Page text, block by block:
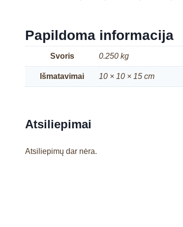
Papildoma informacija
Svoris 0.250 kg
Išmatavimai 10 × 10 × 15 cm
Atsiliepimai
Atsiliepimų dar nėra.